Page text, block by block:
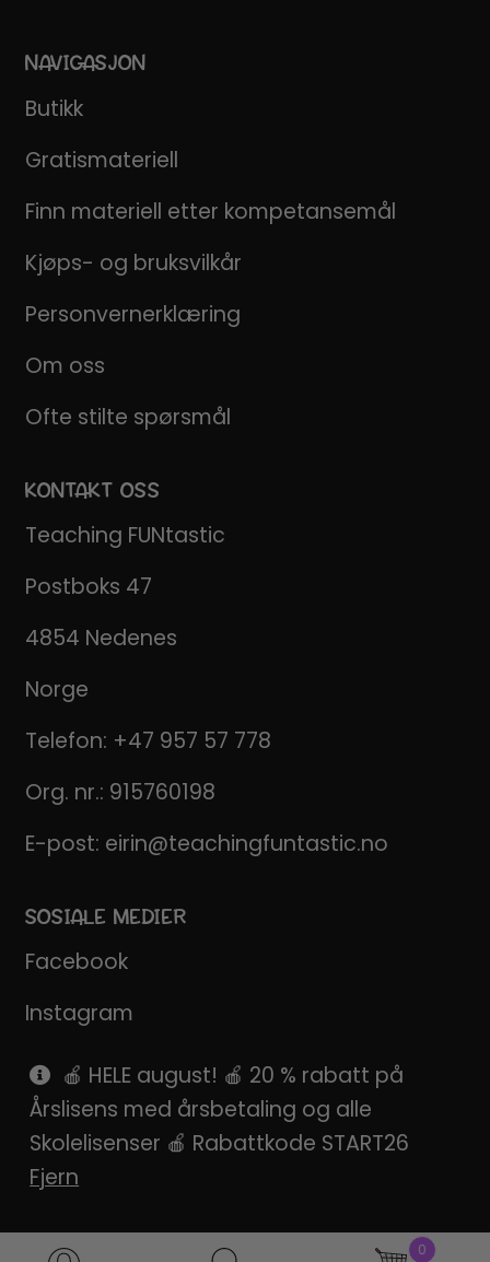
NAVIGASJON
Butikk
Gratismateriell
Finn materiell etter kompetansemål
Kjøps- og bruksvilkår
Personvernerklæring
Om oss
Ofte stilte spørsmål
KONTAKT OSS
Teaching FUNtastic
Postboks 47
4854 Nedenes
Norge
Telefon: +47 957 57 778
Org. nr.: 915760198
E-post: eirin@teachingfuntastic.no
SOSIALE MEDIER
Facebook
Instagram
Pinterest
SnapChat
0
🍎 HELE august! 🍎 20 % rabatt på
Årslisens med årsbetaling og alle
Skolelisenser 🍎 Rabattkode START26
Fjern